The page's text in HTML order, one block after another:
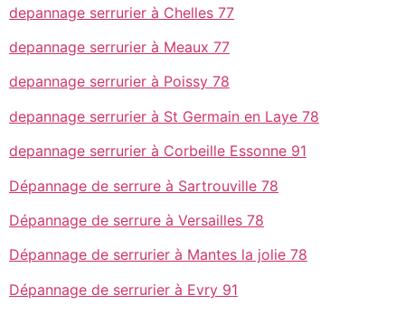
depannage serrurier à Chelles 77
depannage serrurier à Meaux 77
depannage serrurier à Poissy 78
depannage serrurier à St Germain en Laye 78
depannage serrurier à Corbeille Essonne 91
Dépannage de serrure à Sartrouville 78
Dépannage de serrure à Versailles 78
Dépannage de serrurier à Mantes la jolie 78
Dépannage de serrurier à Evry 91